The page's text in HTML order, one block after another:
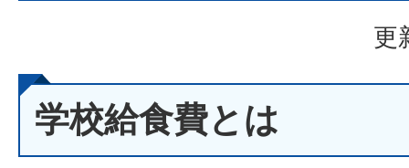
更
学校給食費とは